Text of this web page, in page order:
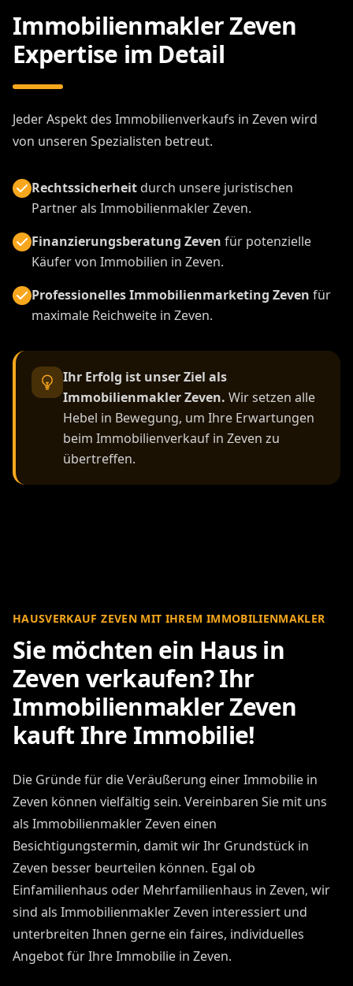
Immobilienmakler Zeven
Expertise im Detail
Jeder Aspekt des Immobilienverkaufs in Zeven wird
von unseren Spezialisten betreut.
Rechtssicherheitdurch unsere juristischen
Partner als Immobilienmakler Zeven.
Finanzierungsberatung Zeven für potenzielle
Käufer von Immobilien in Zeven.
Professionelles Immobilienmarketing Zeven für
maximale Reichweite in Zeven.
Ihr Erfolg ist unser Ziel als
Immobilienmakler Zeven. Wir setzen alle
Hebel in Bewegung, um Ihre Erwartungen
beim Immobilienverkauf in Zeven zu
übertreffen.
HAUSVERKAUF ZEVEN MIT IHREM IMMOBILIENMAKLER
Sie möchten ein Haus in
Zeven verkaufen? Ihr
Immobilienmakler Zeven
kauft Ihre Immobilie!
Die Gründe für die Veräußerung einer Immobilie in
Zeven können vielfältig sein. Vereinbaren Sie mit uns
als Immobilienmakler Zeven einen
Besichtigungstermin, damit wir Ihr Grundstück in
Zeven besser beurteilen können. Egal ob
Einfamilienhaus oder Mehrfamilienhaus in Zeven, wir
sind als Immobilienmakler Zeven interessiert und
unterbreiten Ihnen gerne ein faires, individuelles
Angebot für Ihre Immobilie in Zeven.